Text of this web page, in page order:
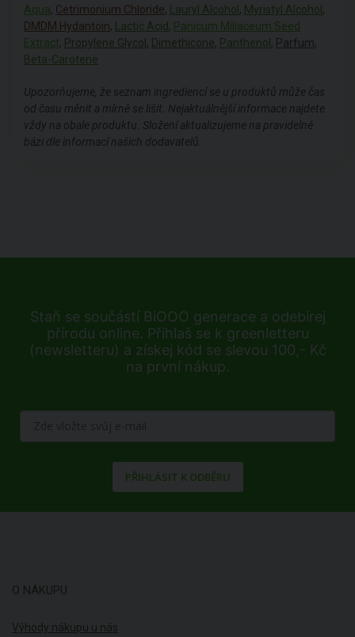
Aqua, Cetrimonium Chloride, Lauryl Alcohol , Myristyl Alcohol ,
DMDM Hydantoin, Lactic Acid, Panicum Miliaceum Seed
Extract, Propylene Glycol , Dimethicone, Panthenol , Parfum,
Beta-Carotene
Upozorňujeme, že seznam ingrediencí se u produktů může čas
od času měnit a mírně se lišit. Nejaktuálnější informace najdete
vždy na obale produktu. Složení aktualizujeme na pravidelné
bázi dle informací našich dodavatelů.
Staň se součástí BiOOO generace a odebírej
přírodu online. Přihlaš se k greenletteru
(newsletteru) a získej kód se slevou 100,- Kč
na první nákup.
PŘIHLÁSIT K ODBĚRU
O NÁKUPU
Výhody nákupu u nás